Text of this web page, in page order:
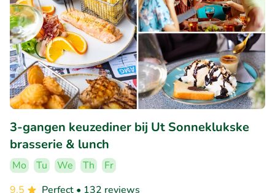
3-gangen keuzediner bij Ut Sonneklukske
brasserie & lunch
Mo Tu We Th
Fr
9.5
Perfect • 132 reviews